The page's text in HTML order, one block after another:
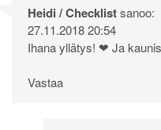
Heidi / Checklistsanoo:
27.11.2018 20:54
Ihana yllätys! ❤ Ja
Vastaa